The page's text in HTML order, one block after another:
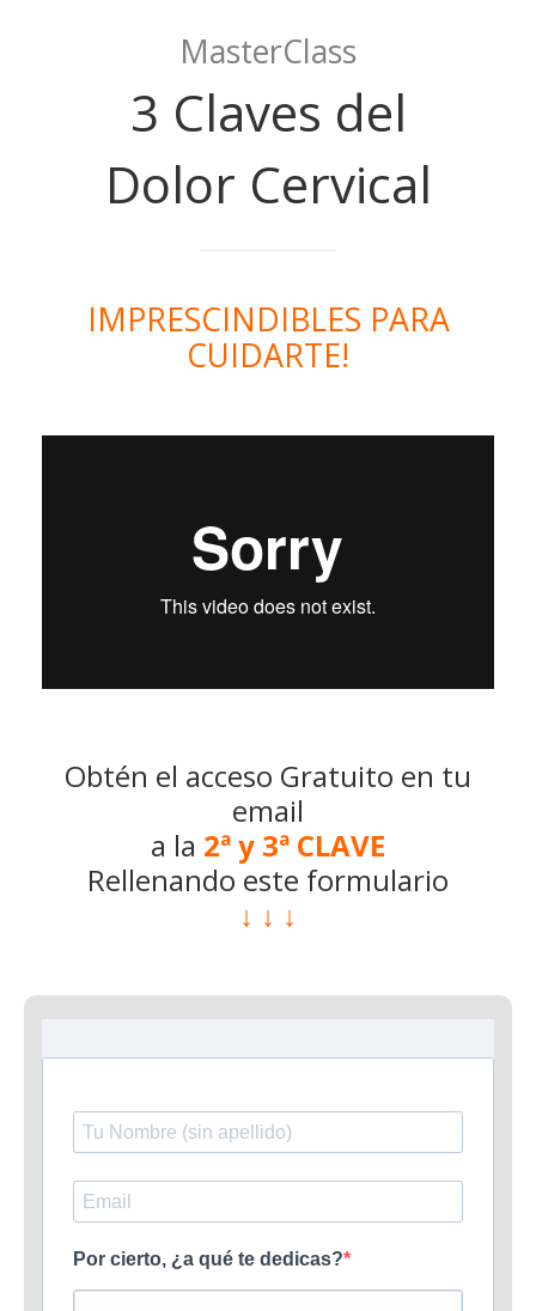
MasterClass
3 Claves del
Dolor Cervical
IMPRESCINDIBLES PARA
CUIDARTE!
Obtén el acceso Gratuito en tu
email
a la 2ª y 3ª CLAVE
Rellenando este formulario
↓ ↓ ↓
Por cierto, ¿a qué te dedicas?